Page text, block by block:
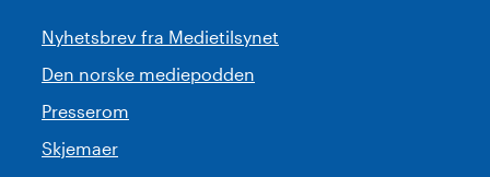
Nyhetsbrev fra Medietilsynet
Den norske mediepodden
Presserom
Skjemaer